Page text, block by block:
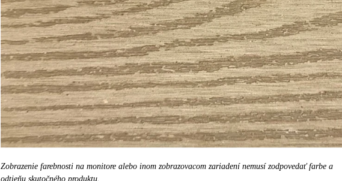
Zobrazenie farebnosti na monitore alebo inom zobrazovacom zariadení nemusí zodpovedať farbe a
odtieňu skutočného produktu.